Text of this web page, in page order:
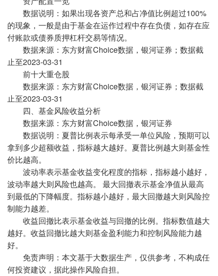
数据说明：如果出现各资产总和占净值比例超过100%
的现象，一般是由于基金在运作过程中存在负债，如存在应
付账款或债券质押杠杆交易等情况。
数据来源：东方财富Choice数据，银河证券；数据截
止至2023-03-31
前十大重仓股
数据来源：东方财富Choice数据，银河证券；数据截
止至2023-03-31
四、基金风险收益分析
数据来源：东方财富Choice数据，银河证券
数据说明：夏普比例表示每承受一单位风险，预期可以
拿到多少超额收益，指标越大越好。夏普比例越大则基金性
价比越高。
波动率表示基金收益变化程度的指标，指标越小越好，
波动率越大则风险也越高。 最大回撤表示基金净值从最高
到最低的下降幅度。指标越小越好，最大回撤越大则风险控
制能力越差。
收益回撤比表示基金收益与回撤的比例。指标数值越大
越好。收益回撤比越大则基金盈利能力和控制风险能力越
好。
免责声明：本文基于大数据生产，仅供参考，不构成任
何投资建议，据此操作风险自担。